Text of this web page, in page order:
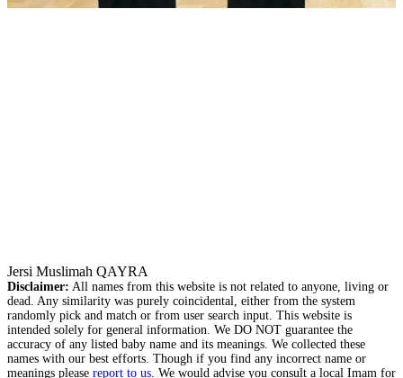
Jersi Muslimah QAYRA
Disclaimer: All names from this website is not related to anyone, living or
dead. Any similarity was purely coincidental, either from the system
randomly pick and match or from user search input. This website is
intended solely for general information. We DO NOT guarantee the
accuracy of any listed baby name and its meanings. We collected these
names with our best efforts. Though if you find any incorrect name or
meanings please report to us. We would advise you consult a local Imam for